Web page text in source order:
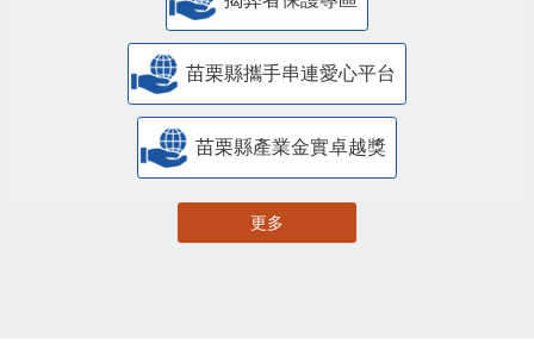
苗栗縣攜手串連愛心平台
苗栗縣產業金實卓越獎
更多